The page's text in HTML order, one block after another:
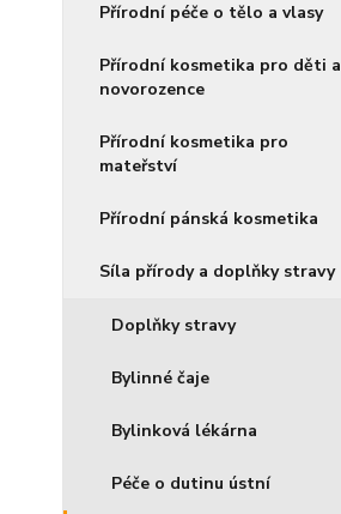
Přírodní péče o tělo a vlasy
Přírodní kosmetika pro děti a
novorozence
Přírodní kosmetika pro
mateřství
Přírodní pánská kosmetika
Síla přírody a doplňky stravy
Doplňky stravy
Bylinné čaje
Bylinková lékárna
Péče o dutinu ústní